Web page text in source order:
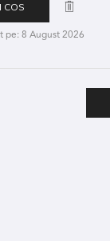
COS
pe: 8 August 2026